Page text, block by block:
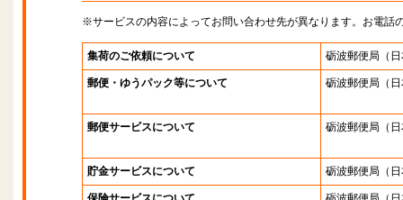
※サービスの内容によってお問い合わせ先が異なります。お電話
集荷のご依頼について 砺波郵便局 （
郵便・ゆうパック等について 砺波郵便局 （
郵便サービスについて 砺波郵便局 （
貯金サービスについて 砺波郵便局 （